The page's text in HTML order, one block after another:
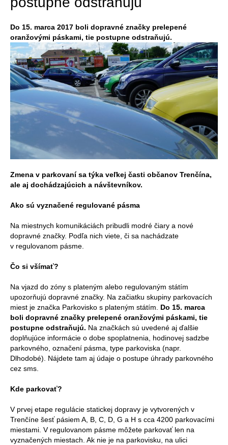
Do 15. marca 2017 boli dopravné značky prelepené
oranžovými páskami, tie postupne odstraňujú.
Zmena v parkovaní sa týka veľkej časti občanov Trenčína,
ale aj dochádzajúcich a návštevníkov.
Ako sú vyznačené regulované pásma
Na miestnych komunikáciách pribudli modré čiary a nové
dopravné značky. Podľa nich viete, či sa nachádzate
v regulovanom pásme.
Čo si všímať?
Na vjazd do zóny s plateným alebo regulovaným státím
upozorňujú dopravné značky. Na začiatku skupiny parkovacích
miest je značka Parkovisko s plateným státím. Do 15. marca
boli dopravné značky prelepené oranžovými páskami, tie
postupne odstraňujú. Na značkách sú uvedené aj ďalšie
doplňujúce informácie o dobe spoplatnenia, hodinovej sadzbe
parkovného, označení pásma, type parkoviska (napr.
Dlhodobé). Nájdete tam aj údaje o postupe úhrady parkovného
cez sms.
Kde parkovať?
V prvej etape regulácie statickej dopravy je vytvorených v
Trenčíne šesť pásiem A, B, C, D, G a H s cca 4200 parkovacími
miestami. V regulovanom pásme môžete parkovať len na
vyznačených miestach. Ak nie je na parkovisku, na ulici